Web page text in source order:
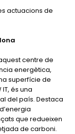
actuacions de
centre de
energètica,
superfície de
és una
del país. Destaca
que redueixen
de carboni.